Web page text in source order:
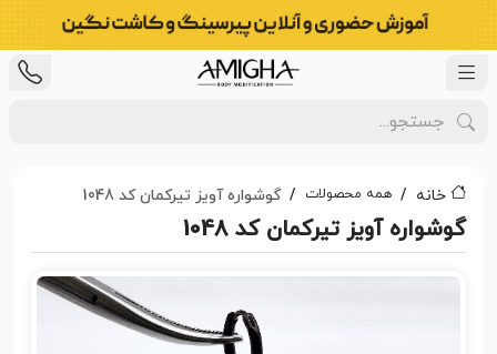
خانه همه محصولات گوشواره آویز تیرکمان کد 1048
گوشواره آویز تیرکمان کد 1048